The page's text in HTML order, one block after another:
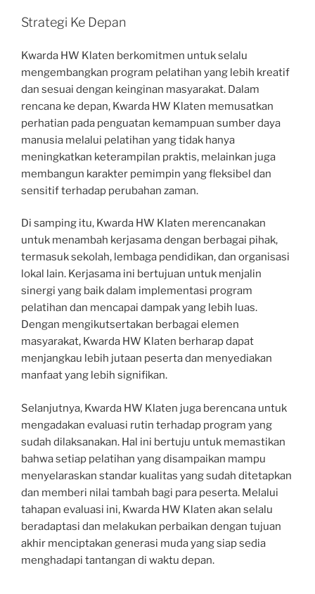
Strategi Ke Depan
Kwarda HW Klaten berkomitmen untuk selalu
mengembangkan program pelatihan yang lebih kreatif
dan sesuai dengan keinginan masyarakat. Dalam
rencana ke depan, Kwarda HW Klaten memusatkan
perhatian pada penguatan kemampuan sumber daya
manusia melalui pelatihan yang tidak hanya
meningkatkan keterampilan praktis, melainkan juga
membangun karakter pemimpin yang fleksibel dan
sensitif terhadap perubahan zaman.
Di samping itu, Kwarda HW Klaten merencanakan
untuk menambah kerjasama dengan berbagai pihak,
termasuk sekolah, lembaga pendidikan, dan organisasi
lokal lain. Kerjasama ini bertujuan untuk menjalin
sinergi yang baik dalam implementasi program
pelatihan dan mencapai dampak yang lebih luas.
Dengan mengikutsertakan berbagai elemen
masyarakat, Kwarda HW Klaten berharap dapat
menjangkau lebih jutaan peserta dan menyediakan
manfaat yang lebih signifikan.
Selanjutnya, Kwarda HW Klaten juga berencana untuk
mengadakan evaluasi rutin terhadap program yang
sudah dilaksanakan. Hal ini bertuju untuk memastikan
bahwa setiap pelatihan yang disampaikan mampu
menyelaraskan standar kualitas yang sudah ditetapkan
dan memberi nilai tambah bagi para peserta. Melalui
tahapan evaluasi ini, Kwarda HW Klaten akan selalu
beradaptasi dan melakukan perbaikan dengan tujuan
akhir menciptakan generasi muda yang siap sedia
menghadapi tantangan di waktu depan.